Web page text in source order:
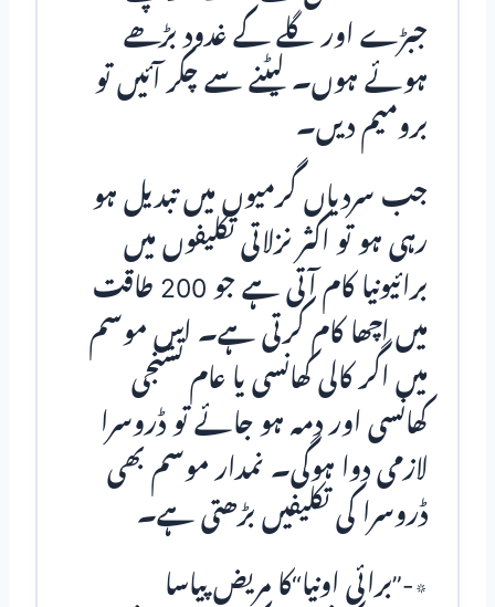
جبڑے اور گلے کے غدود بڑھے
ہوئے ہوں۔ لیٹنے سے چکر آئیں تو
برومیم دیں۔
جب سردیاں گرمیوں میں تبدیل ہو
رہی ہو تو اکثر نزلاتی تکلیفوں میں
برائیونیا کام آتی ہے جو 200 طاقت
میں اچھا کام کرتی ہے۔ اس موسم
میں اگر کالی کھانسی یا عام تشنجی
کھانسی اور دمہ ہو جائے تو ڈروسرا
لازمی دوا ہوگی۔ نمدار موسم بھی
ڈروسرا کی تکلیفیں بڑھتی ہے۔
٭-”برائی اونیا“کا مریض پیاسا